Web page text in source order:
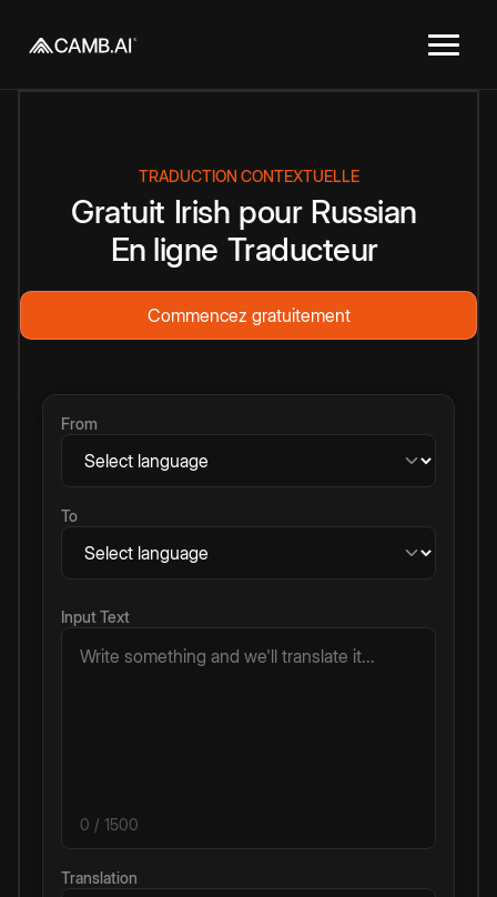
TRADUCTION CONTEXTUELLE
Gratuit Irish pour Russian
En ligne Traducteur
Commencez gratuitement
From
To
Input Text
0 / 1500
Translation